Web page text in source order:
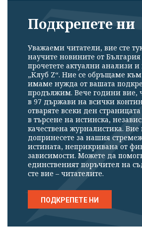
Подкрепете ни
Уважаеми читатели, вие сте
научите новините от България
прочетете актуални анализи
„Клуб Z“. Ние се обръщаме към
имаме нужда от вашата
продължим. Вече години вие,
в 97 държави на всички
отваряте всеки ден
в търсене на истинска,
качествена журналистика.
допринесете за нашия
истината, неприкривана от
зависимости. Можете да
единственият поръчител на
сте вие – читателите.
ПОДКРЕПЕТЕ НИ